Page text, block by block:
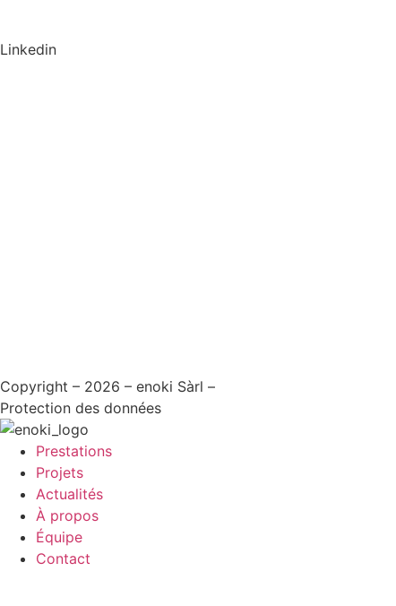
Linkedin
Copyright – 2026 – enoki Sàrl –
Protection des données
Prestations
Projets
Actualités
À propos
Équipe
Contact